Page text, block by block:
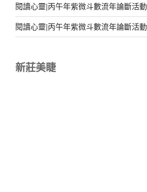
閱讀心靈|丙午年紫微斗數流年論斷活動
閱讀心靈|丙午年紫微斗數流年論斷活動
新莊美睫